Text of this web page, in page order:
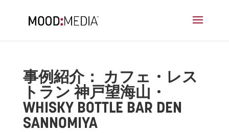
事例紹介： カフェ・レス
トラン 神戸望海山・
WHISKY BOTTLE BAR DEN
SANNOMIYA